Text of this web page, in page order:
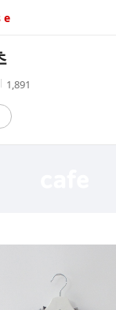
e
조
수
1,891